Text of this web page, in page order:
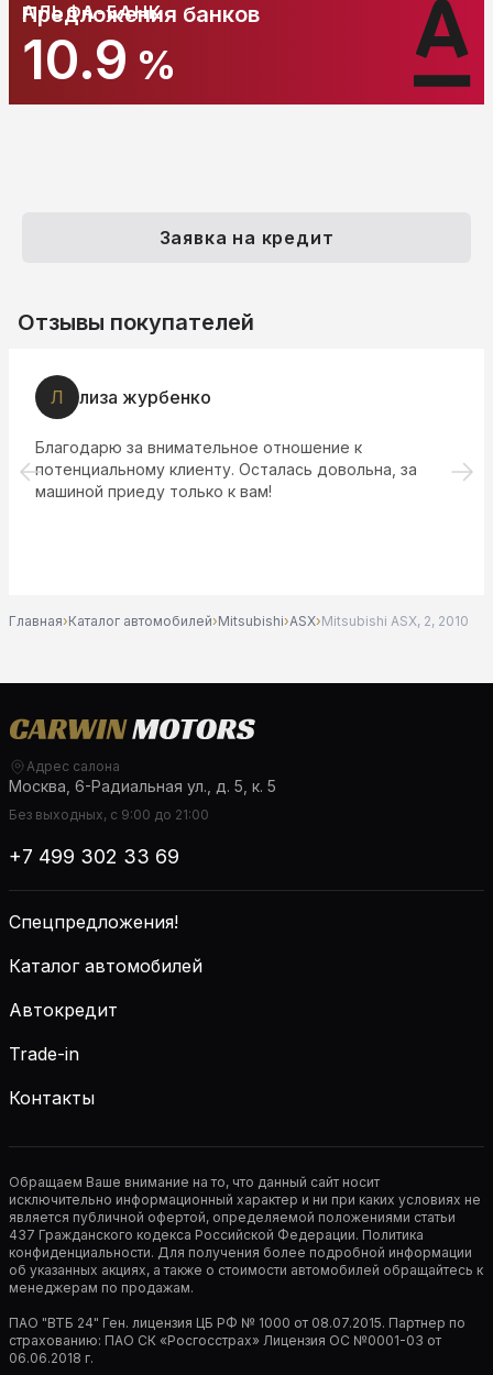
АЛЬФА-БАНК
10.9 %
Предложения банков
Заявка на кредит
Отзывы покупателей
S Sofa77977
Очень довольна покупкой автомобиля в данном
салоне! Качество автомобилей на высшем уровне, а
обслуживание просто отличное. Продавцы проявили
Главная›Каталог автомобилей›Mitsubishi›ASX›Mitsubishi ASX, 2, 2010
Адрес салона
Москва, 6-Радиальная ул., д. 5, к. 5
Без выходных, с 9:00 до 21:00
+7 499 302 33 69
Спецпредложения!
Каталог автомобилей
Автокредит
Trade-in
Контакты
Обращаем Ваше внимание на то, что данный сайт носит
исключительно информационный характер и ни при каких условиях не
является публичной офертой, определяемой положениями статьи
437 Гражданского кодекса Российской Федерации. Политика
конфиденциальности. Для получения более подробной информации
об указанных акциях, а также о стоимости автомобилей обращайтесь к
менеджерам по продажам.
ПАО "ВТБ 24" Ген. лицензия ЦБ РФ № 1000 от 08.07.2015. Партнер по
страхованию: ПАО СК «Росгосстрах» Лицензия ОС №0001-03 от
06.06.2018 г.